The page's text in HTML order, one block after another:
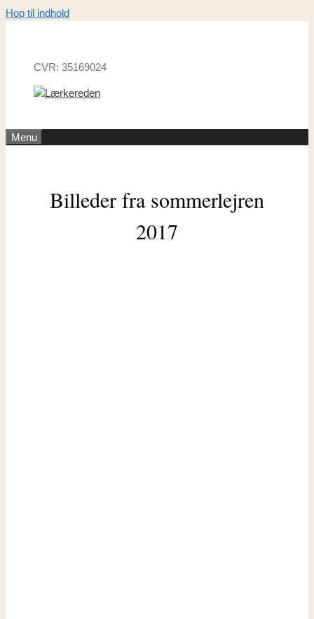
Hop til indhold
CVR: 35169024
Menu
Billeder fra sommerlejren
2017